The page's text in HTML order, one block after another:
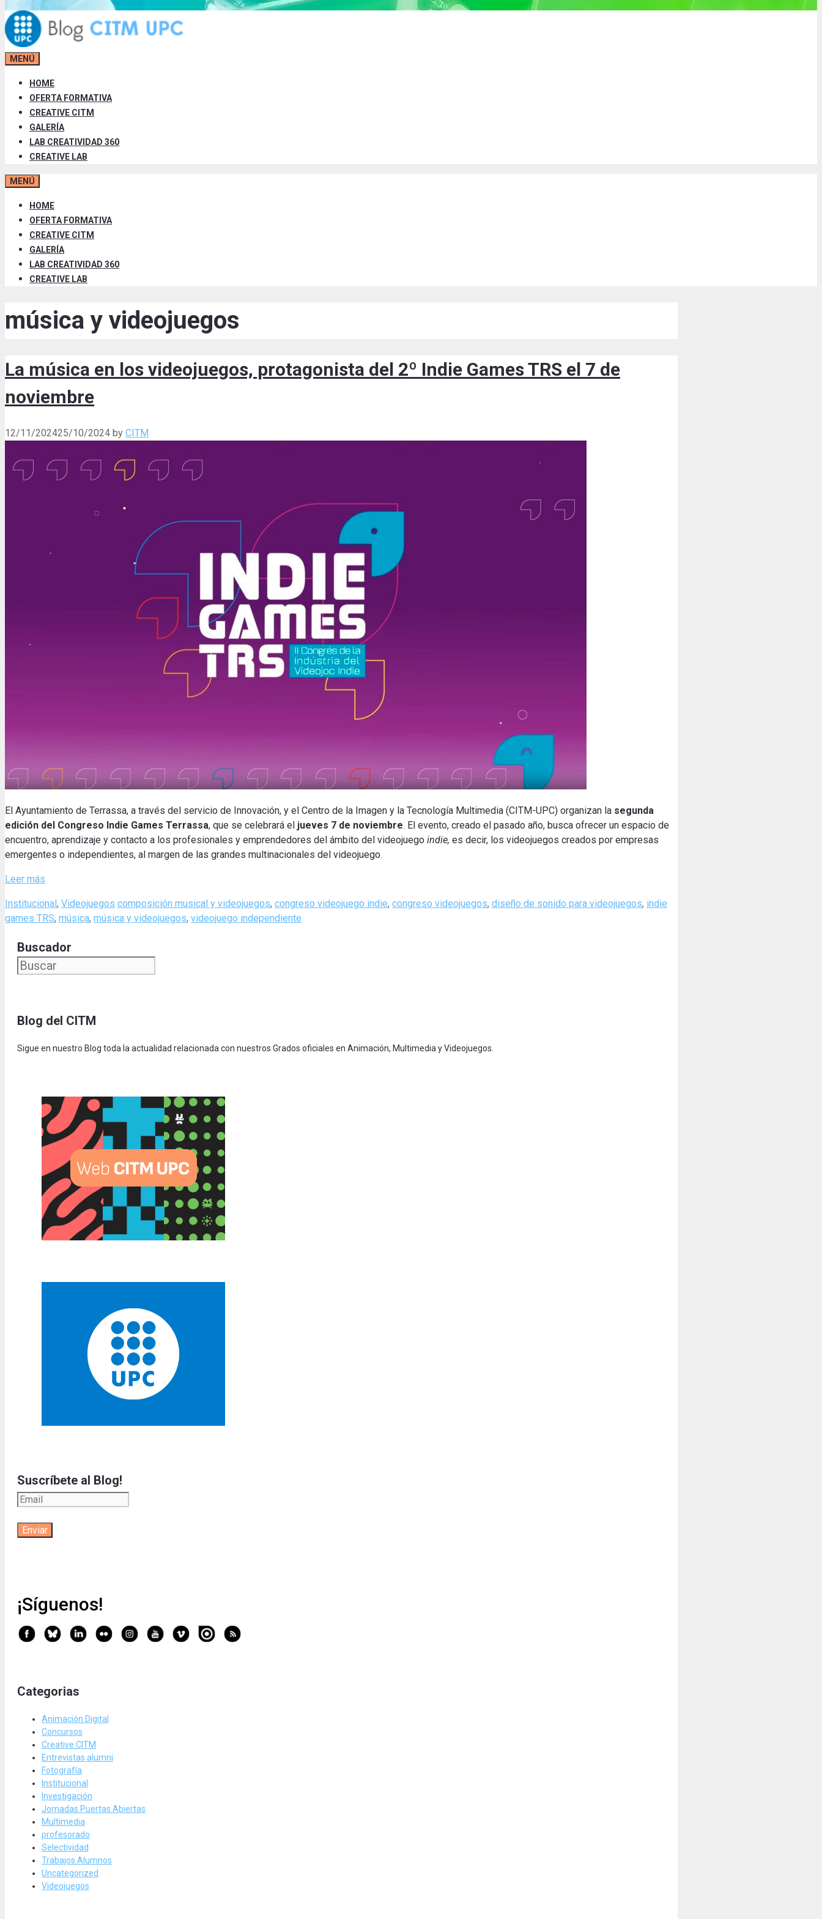
MENÚ
HOME
OFERTA FORMATIVA
CREATIVE CITM
GALERÍA
LAB CREATIVIDAD 360
CREATIVE LAB
MENÚ
HOME
OFERTA FORMATIVA
CREATIVE CITM
GALERÍA
LAB CREATIVIDAD 360
CREATIVE LAB
música y videojuegos
La música en los videojuegos, protagonista del 2º Indie Games TRS el 7 de
noviembre
12/11/202425/10/2024 by CITM
El Ayuntamiento de Terrassa, a través del servicio de Innovación, y el Centro de la Imagen y la Tecnología Multimedia (CITM-UPC) organizan la segunda
edición del Congreso Indie Games Terrassa, que se celebrará el jueves 7 de noviembre. El evento, creado el pasado año, busca ofrecer un espacio de
encuentro, aprendizaje y contacto a los profesionales y emprendedores del ámbito del videojuego indie, es decir, los videojuegos creados por empresas
emergentes o independientes, al margen de las grandes multinacionales del videojuego.
Leer más
Categories
Institucional, Videojuegos Tags
composición musical y videojuegos, congreso videojuego indie, congreso videojuegos, diseño de sonido para videojuegos, indie
games TRS, música, música y videojuegos, videojuego independiente
Buscador
Blog del CITM
Sigue en nuestro Blog toda la actualidad relacionada con nuestros Grados oficiales en Animación, Multimedia y Videojuegos.
Suscríbete al Blog!
¡Síguenos!
Categorias
Animación Digital
Concursos
Creative CITM
Entrevistas alumni
Fotografía
Institucional
Investigación
Jornadas Puertas Abiertas
Multimedia
profesorado
Selectividad
Trabajos Alumnos
Uncategorized
Videojuegos